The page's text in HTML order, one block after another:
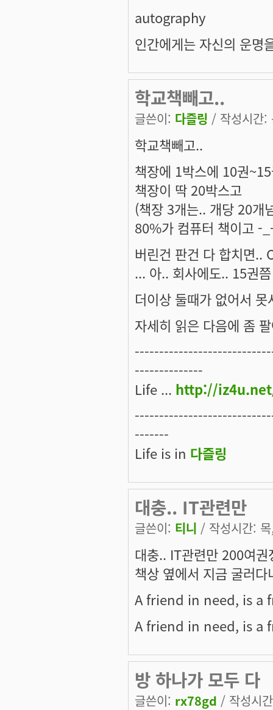
autography
인간에게는 자신의 운명
학교책빼고..
글쓴이: 다즐링 / 작성시간
학교책빼고..
책장에 1박스에 10권
책장이 딱 20박스고
(책장 3개는.. 개당 20개
80%가 컴퓨터 책이고 -
버린건 판건 다 합치면..
... 아.. 회사에도.. 15권
더이상 둘때가 없어서 못
자세히 읽은 다음에 좀
--------------
Life ... http://
-------
Life is in 다즐링
대충.. IT관련만
글쓴이: 티니 / 작성시간:
대충.. IT관련만 200여
책상 옆에서 지금 굴러
A friend in need, is a
A friend in need, is a
방 하나가 모두 다
글쓴이: rx78gd / 작성시